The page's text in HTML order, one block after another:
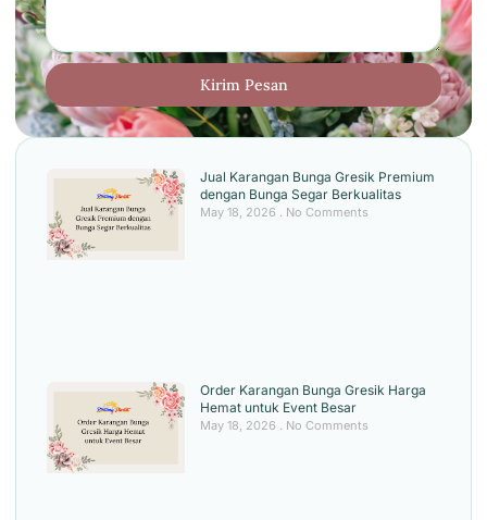
Kirim Pesan
Jual Karangan Bunga Gresik Premium
dengan Bunga Segar Berkualitas
May 18, 2026 No Comments
Order Karangan Bunga Gresik Harga
Hemat untuk Event Besar
May 18, 2026 No Comments